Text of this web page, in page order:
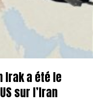
Irak a été le
sur l’Iran